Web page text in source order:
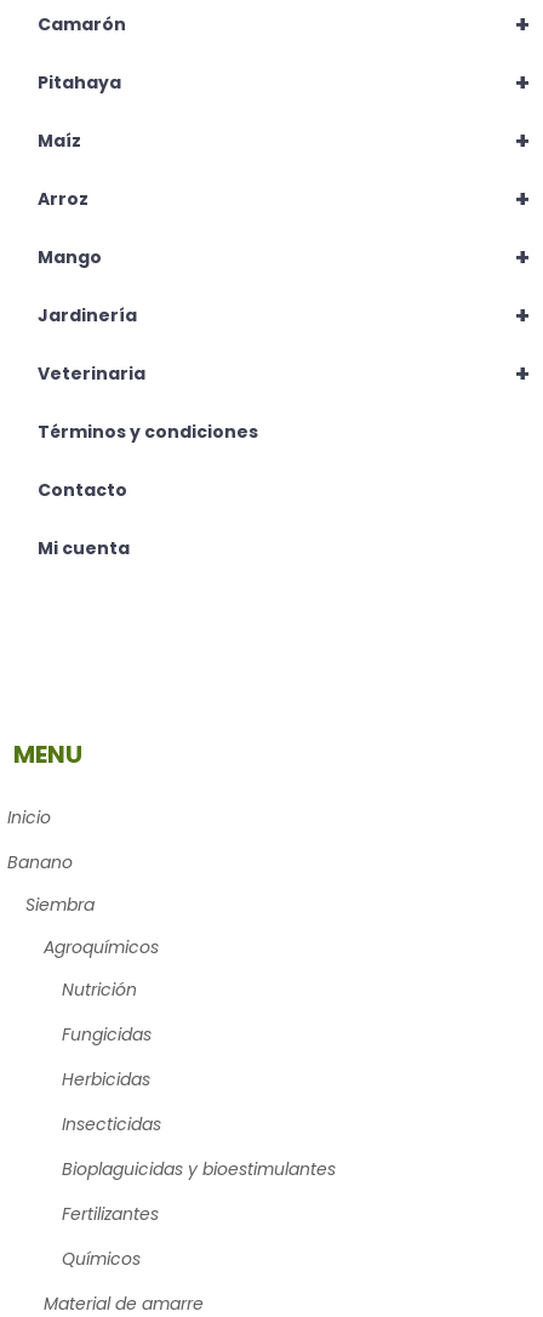
+
Camarón
+
Pitahaya
+
Maíz
+
Arroz
+
Mango
+
Jardinería
+
Veterinaria
Términos y condiciones
Contacto
Mi cuenta
MENU
Inicio
Banano
Siembra
Agroquímicos
Nutrición
Fungicidas
Herbicidas
Insecticidas
Bioplaguicidas y bioestimulantes
Fertilizantes
Químicos
Material de amarre